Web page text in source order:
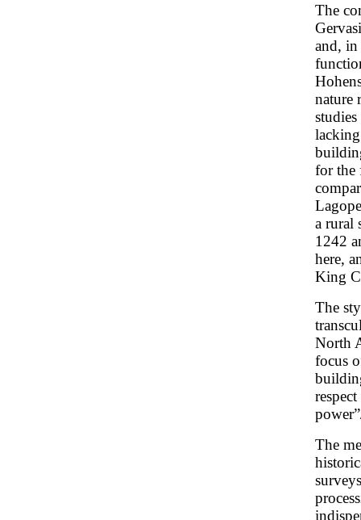
The
and, in
nature
for the
a rural
1242
here,
King
The
North
focus
The